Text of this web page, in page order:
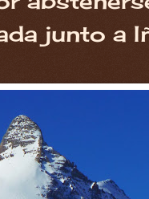
junto a